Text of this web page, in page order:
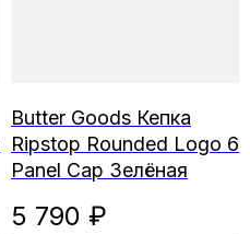
Butter Goods Кепка
Ripstop Rounded Logo 6
Panel Cap Зелёная
5 790 ₽